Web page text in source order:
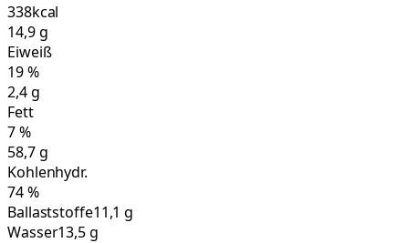
338kcal
14,9g
Eiweiß
19%
2,4g
Fett
7%
58,7g
Kohlenhydr.
74%
Ballaststoffe11,1 g
Wasser13,5 g